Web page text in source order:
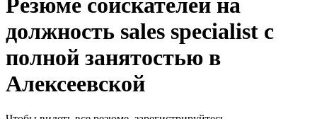
Резюме соискателей на
должность sales specialist с
полной занятостью в
Алексеевской